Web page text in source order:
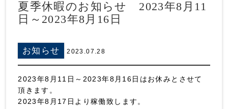
夏季休暇のお知らせ 2023年8月11
日～2023年8月16日
お知らせ 2023.07.28
2023年8月11日～2023年8月16日はお休みとさせて
頂きます。
2023年8月17日より稼働致します。